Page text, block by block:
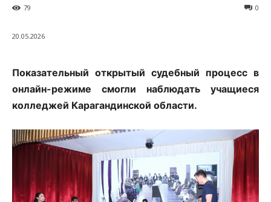
0
79
20.05.2026
Показательный открытый судебный процесс в
онлайн-режиме смогли наблюдать учащиеся
колледжей Карагандинской области.